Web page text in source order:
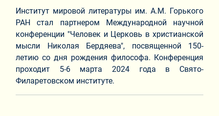
Институт мировой литературы им. А.М. Горького
РАН стал партнером Международной научной
конференции "Человек и Церковь в христианской
мысли Николая Бердяева", посвященной 150-
летию со дня рождения философа. Конференция
проходит 5-6 марта 2024 года в Свято-
Филаретовском институте.